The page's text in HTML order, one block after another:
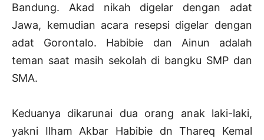
Bandung. Akad nikah digelar dengan adat
Jawa, kemudian acara resepsi digelar dengan
adat Gorontalo. Habibie dan Ainun adalah
teman saat masih sekolah di bangku SMP dan
SMA.
Keduanya dikarunai dua orang anak laki-laki,
yakni Ilham Akbar Habibie dn Thareq Kemal